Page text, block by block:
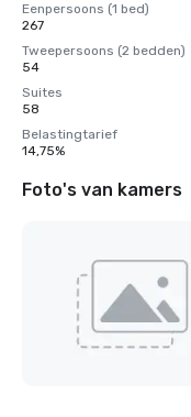
Eenpersoons (1 bed)
267
Tweepersoons (2 bedden)
54
Suites
58
Belastingtarief
14,75%
Foto's van kamers